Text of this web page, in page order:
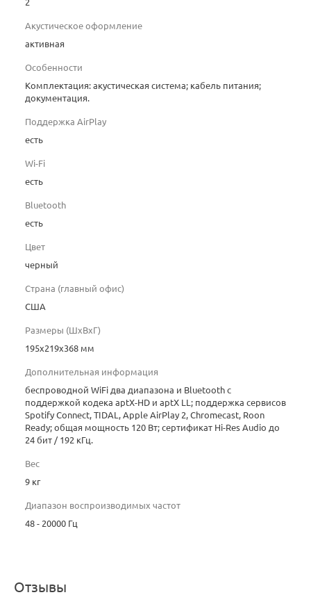
Акустическое оформление
активная
Особенности
Комплектация: акустическая система; кабель питания;
документация.
Поддержка AirPlay
есть
Wi-Fi
есть
Bluetooth
есть
Цвет
черный
Страна (главный офис)
США
Размеры (ШxВxГ)
195x219x368 мм
Дополнительная информация
беспроводной WiFi два диапазона и Bluetooth с
поддержкой кодека aptX-HD и aptX LL; поддержка сервисов
Spotify Connect, TIDAL, Apple AirPlay 2, Chromecast, Roon
Ready; общая мощность 120 Вт; сертификат Hi-Res Audio до
24 бит / 192 кГц.
Вес
9 кг
Диапазон воспроизводимых частот
48 - 20000 Гц
Отзывы